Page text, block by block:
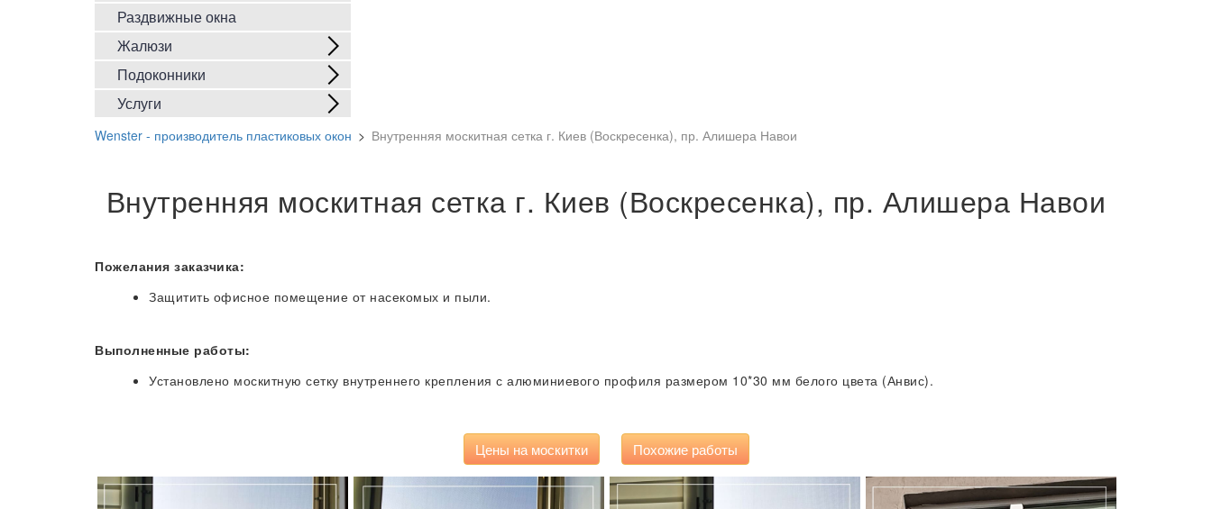
Раздвижные окна
Жалюзи
Подоконники
Услуги
Wenster - производитель пластиковых окон > Внутренняя москитная сетка г. Киев (Воскресенка), пр. Алишера Навои
Внутренняя москитная сетка г. Киев (Воскресенка), пр. Алишера Навои
Пожелания заказчика:
Защитить офисное помещение от насекомых и пыли.
Выполненные работы:
Установлено москитную сетку внутреннего крепления с алюминиевого профиля размером 10*30 мм белого цвета (Анвис).
Цены на москитки Похожие работы